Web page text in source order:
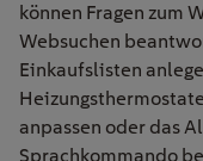
können Fragen zum
Websuchen
Einkaufslisten
anpassen oder das
Sprachkommando